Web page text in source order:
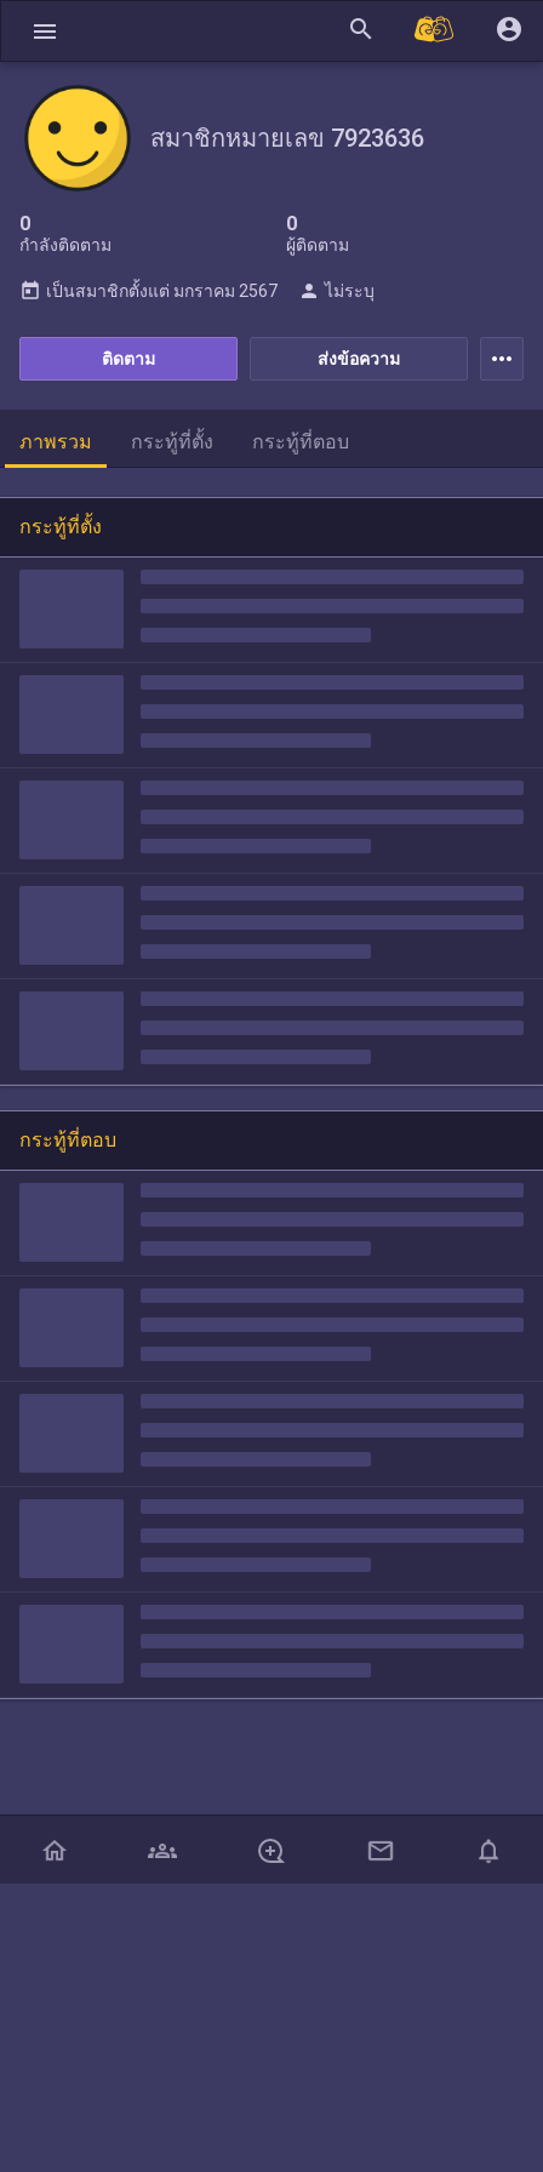
menu search account_circle
สมาชิกหมายเลข 7923636
0
กำลังติดตาม
0
ผู้ติดตาม
ส่งข้อความ
ติดตาม
today เป็นสมาชิกตั้งแต่ มกราคม 2567 person ไม่ระบุ
more_horiz
ภาพรวม กระทู้ที่ตั้ง กระทู้ที่ตอบ
กระทู้ที่ตั้ง
กระทู้ที่ตอบ